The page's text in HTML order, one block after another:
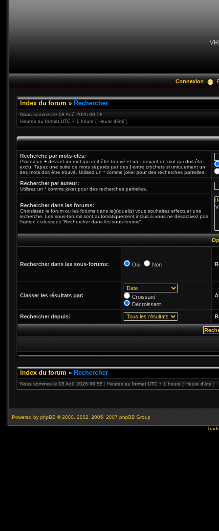
Connexion
Index du forum » Rechercher
Nous sommes le 08 Aoû 2026 00:58
Heures au format UTC + 1 heure [ Heure d’été ]
Recherche par mots-clés:
Placez un + devant un mot qui doit être trouvé et un - devant un mot qui doit être
exclu. Tapez une suite de mots séparés par des | entre crochets si uniquement un
des mots doit être trouvé. Utilisez un * comme joker pour des recherches partielles.
Rechercher par auteur:
Utilisez un * comme joker pour des recherches partielles.
Rechercher dans les forums:
Choisissez le forum ou les forums dans le(s)quel(s) vous souhaitez effectuer une
recherche. Les sous-forums sont automatiquement inclus si vous ne désactivez pas
l’option ci-dessous “Rechercher dans les sous-forums”.
Rechercher dans les sous-forums: Oui Non
Classer les résultats par:
Croissant
Décroissant
Rechercher depuis:
Index du forum » Rechercher
Nous sommes le 08 Aoû 2026 00:58 | Heures au format UTC + 1 heure [ Heure d’été ]
Powered by phpBB © 2000, 2002, 2005, 2007 phpBB Group